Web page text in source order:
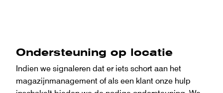
Ondersteuning op locatie
Indien we signaleren dat er iets schort aan het
magazijnmanagement of als een klant onze hulp